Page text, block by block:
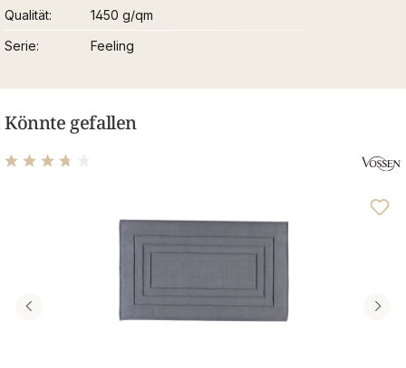
Qualität
1450 g/qm
Serie
Feeling
Könnte gefallen